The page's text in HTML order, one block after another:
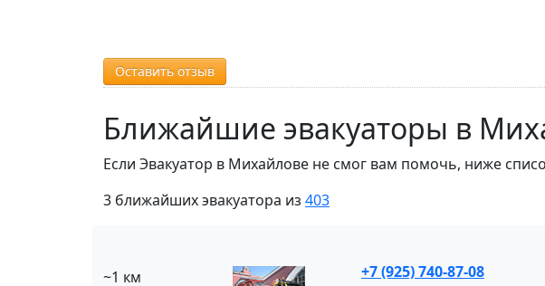
Оставить отзыв
Ближайшие эвакуаторы в
Если Эвакуатор в Михайлове не смог вам помочь, ниже
3 ближайших эвакуатора из 403
~1 км
+7 (925) 740-87-08